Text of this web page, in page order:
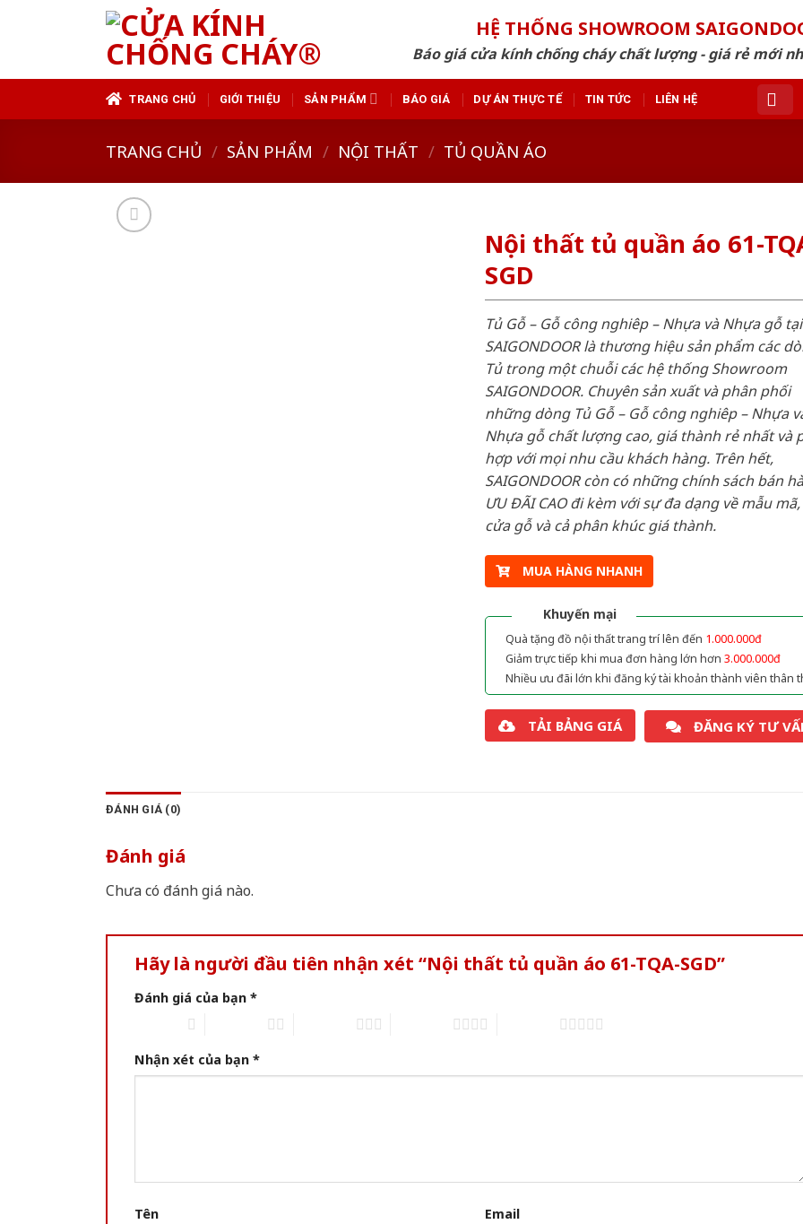
HỆ THỐNG SHOWROOM
Báo giá cửa kính chống cháy chất lượng - giá rẻ mới
TRANG CHỦ GIỚI THIỆU SẢN PHẨM BÁO GIÁ DỰ ÁN THỰC TẾ TIN TỨC LIÊN HỆ
TRANG CHỦ / SẢN PHẨM / NỘI THẤT / TỦ QUẦN ÁO
Nội thất tủ quần áo 61-
SGD
Tủ Gỗ – Gỗ công nghiêp – Nhựa và Nhựa gỗ tại
SAIGONDOOR là thương hiệu sản phẩm các
Tủ trong một chuỗi các hệ thống Showroom
SAIGONDOOR. Chuyên sản xuất và phân phối
những dòng Tủ Gỗ – Gỗ công nghiêp – Nhựa
Nhựa gỗ chất lượng cao, giá thành rẻ nhất và
hợp với mọi nhu cầu khách hàng. Trên hết,
SAIGONDOOR còn có những chính sách bán
ƯU ĐÃI CAO đi kèm với sự đa dạng về mẫu
cửa gỗ và cả phân khúc giá thành.
MUA HÀNG NHANH
Khuyến mại
Quà tặng đồ nội thất trang trí lên đến 1.000.000đ
Giảm trực tiếp khi mua đơn hàng lớn hơn 3.000.000đ
Nhiều ưu đãi lớn khi đăng ký tài khoản thành viên thân
TẢI BẢNG GIÁ ĐĂNG KÝ TƯ
ĐÁNH GIÁ (0)
Đánh giá
Chưa có đánh giá nào.
Hãy là người đầu tiên nhận xét “Nội thất tủ quần áo 61-TQA-SGD”
Đánh giá của bạn *
Nhận xét của bạn *
Tên Email